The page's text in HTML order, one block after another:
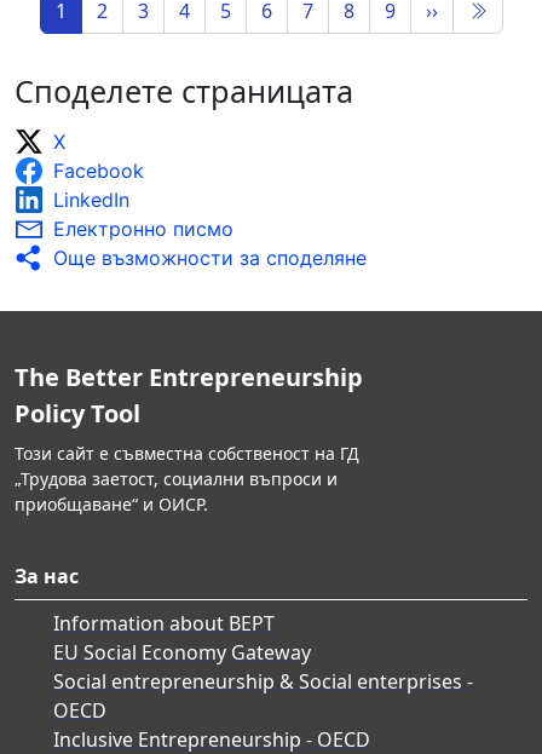
1
2 3 4 5 6 7 8 9 ››
Споделете страницата
X
Facebook
LinkedIn
Електронно писмо
Още възможности за споделяне
The Better Entrepreneurship
Policy Tool
Този сайт е съвместна собственост на ГД
„Трудова заетост, социални въпроси и
приобщаване“ и ОИСР.
За нас
Information about BEPT
EU Social Economy Gateway
Social entrepreneurship & Social enterprises -
OECD
Inclusive Entrepreneurship - OECD